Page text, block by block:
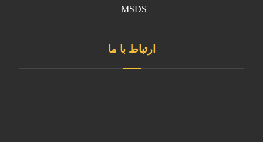
MSDS
ارتباط با ما